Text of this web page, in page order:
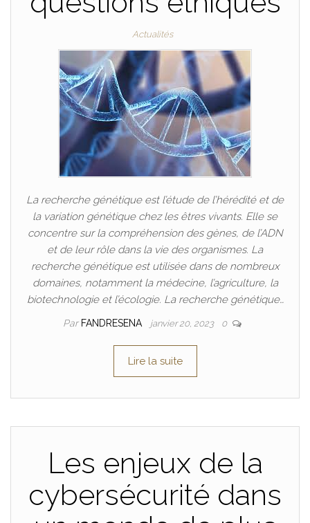
Actualités
La recherche génétique est l’étude de l’hérédité et de
la variation génétique chez les êtres vivants. Elle se
concentre sur la compréhension des gènes, de l’ADN
et de leur rôle dans la vie des organismes. La
recherche génétique est utilisée dans de nombreux
domaines, notamment la médecine, l’agriculture, la
biotechnologie et l’écologie. La recherche génétique…
Par FANDRESENA janvier 20, 2023 0
Lire la suite
Les enjeux de la
cybersécurité dans